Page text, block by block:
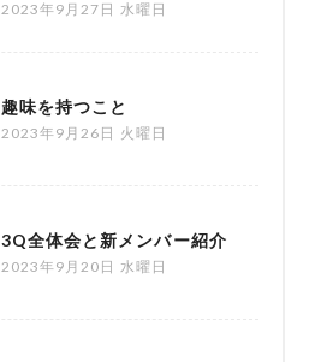
2023年9月27日 水曜日
趣味を持つこと
2023年9月26日 火曜日
3Q全体会と新メンバー紹介
2023年9月20日 水曜日